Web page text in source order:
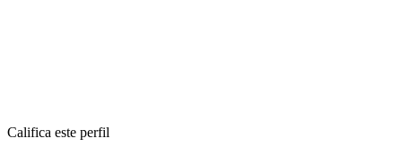
Califica este perfil